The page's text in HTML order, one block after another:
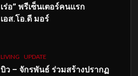
เร่อ” พรีเซ็นเตอร์คนแรก
เอส.โอ.ดี มอร์
LIVING UPDATE
บิว – จักรพันธ์ ร่วมสร้างปรากฏ